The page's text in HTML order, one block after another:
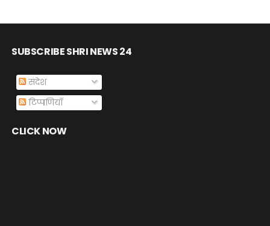
SUBSCRIBE SHRI NEWS 24
संदेश
टिप्पणियाँ
CLICK NOW